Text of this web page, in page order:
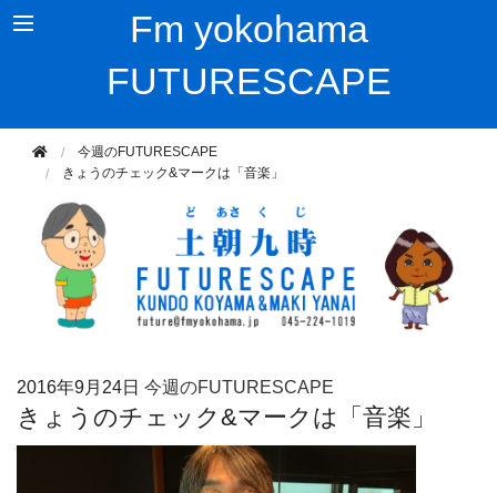
Fm yokohama
FUTURESCAPE
今週のFUTURESCAPE
きょうのチェック&マークは「音楽」
2016年9月24日 今週のFUTURESCAPE
きょうのチェック&マークは「音楽」